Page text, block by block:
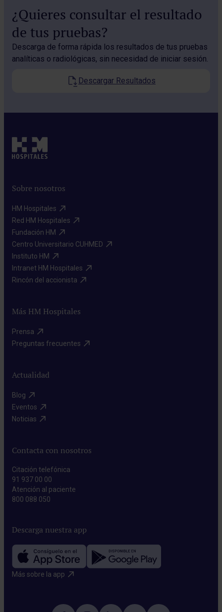
¿Quieres consultar el resultado
de tus pruebas?
Descarga de forma rápida los resultados de tus pruebas
analíticas o radiológicas, sin necesidad de iniciar sesión.
Descargar Resultados
Sobre nosotros
HM Hospitales​
Red HM Hospitales​
Fundación HM​
Centro Universitario CUHMED​
Instituto HM​
Intranet HM Hospitales​
Rincón del accionista​
Más HM Hospitales
Prensa​
Preguntas frecuentes​
Actualidad
Blog​
Eventos​
Noticias​
Contacta con nosotros
Citación telefónica
91 937 00 00
Atención al paciente
800 088 050
Descarga nuestra app
Más sobre la app​